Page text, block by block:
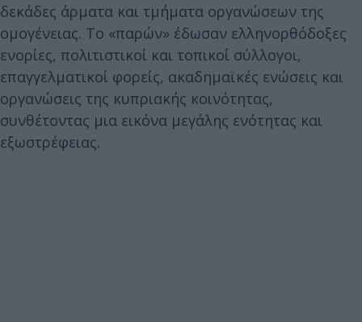
δεκάδες άρματα και τμήματα οργανώσεων της
ομογένειας. Το «παρών» έδωσαν ελληνορθόδοξες
ενορίες, πολιτιστικοί και τοπικοί σύλλογοι,
επαγγελματικοί φορείς, ακαδημαϊκές ενώσεις και
οργανώσεις της κυπριακής κοινότητας,
συνθέτοντας μια εικόνα μεγάλης ενότητας και
εξωστρέφειας.